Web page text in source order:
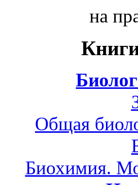
на
Общая
Биохимия.